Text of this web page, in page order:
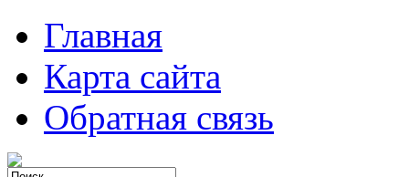
Главная
Карта сайта
Обратная связь